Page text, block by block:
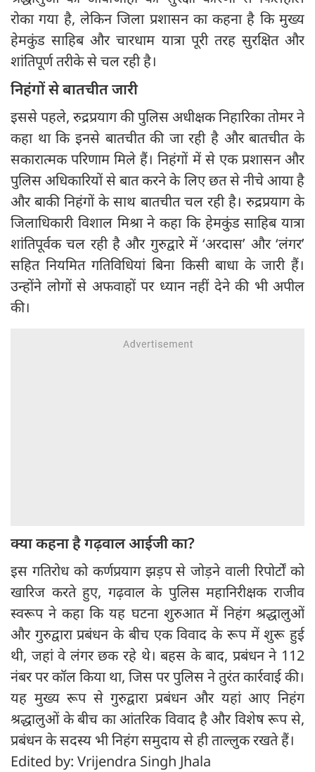
रोका गया है, लेकिन जिला प्रशासन का कहना है कि मुख्य
हेमकुंड साहिब और चारधाम यात्रा पूरी तरह सुरक्षित और
शांतिपूर्ण तरीके से चल रही है।
‍निहंगों से बातचीत जारी
इससे पहले, रुद्रप्रयाग की पुलिस अधीक्षक निहारिका तोमर ने
कहा था कि इनसे बातचीत की जा रही है और बातचीत के
सकारात्मक परिणाम मिले हैं। निहंगों में से एक प्रशासन और
पुलिस अधिकारियों से बात करने के लिए छत से नीचे आया है
और बाकी निहंगों के साथ बातचीत चल रही है। रुद्रप्रयाग के
जिलाधिकारी विशाल मिश्रा ने कहा कि हेमकुंड साहिब यात्रा
शांतिपूर्वक चल रही है और गुरुद्वारे में ‘अरदास’ और ‘लंगर’
सहित नियमित गतिविधियां बिना किसी बाधा के जारी हैं।
उन्होंने लोगों से अफवाहों पर ध्यान नहीं देने की भी अपील
की।
क्या कहना है गढ़वाल आईजी का?
इस गतिरोध को कर्णप्रयाग झड़प से जोड़ने वाली रिपोर्टों को
खारिज करते हुए, गढ़वाल के पुलिस महानिरीक्षक राजीव
स्वरूप ने कहा कि यह घटना शुरुआत में निहंग श्रद्धालुओं
और गुरुद्वारा प्रबंधन के बीच एक विवाद के रूप में शुरू हुई
थी, जहां वे लंगर छक रहे थे। बहस के बाद, प्रबंधन ने 112
नंबर पर कॉल किया था, जिस पर पुलिस ने तुरंत कार्रवाई की।
यह मुख्य रूप से गुरुद्वारा प्रबंधन और यहां आए निहंग
श्रद्धालुओं के बीच का आंतरिक विवाद है और विशेष रूप से,
प्रबंधन के सदस्य भी निहंग समुदाय से ही ताल्लुक रखते हैं।
Edited by: Vrijendra Singh Jhala